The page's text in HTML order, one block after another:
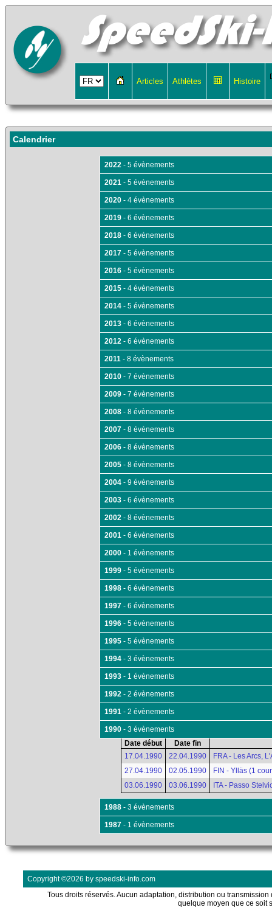
Articles Athlètes Histoire
Calendrier
2022 - 5 évènements
2021 - 5 évènements
2020 - 4 évènements
2019 - 6 évènements
2018 - 6 évènements
2017 - 5 évènements
2016 - 5 évènements
2015 - 4 évènements
2014 - 5 évènements
2013 - 6 évènements
2012 - 6 évènements
2011 - 8 évènements
2010 - 7 évènements
2009 - 7 évènements
2008 - 8 évènements
2007 - 8 évènements
2006 - 8 évènements
2005 - 8 évènements
2004 - 9 évènements
2003 - 6 évènements
2002 - 8 évènements
2001 - 6 évènements
2000 - 1 évènements
1999 - 5 évènements
1998 - 6 évènements
1997 - 6 évènements
1996 - 5 évènements
1995 - 5 évènements
1994 - 3 évènements
1993 - 1 évènements
1992 - 2 évènements
1991 - 2 évènements
1990 - 3 évènements
Date début
Date fin
17.04.1990
22.04.1990
FRA - Les Arcs,
27.04.1990
02.05.1990
FIN - Ylläs (1
03.06.1990
03.06.1990 ITA - Passo
1988 - 3 évènements
1987 - 1 évènements
Copyright ©2026 by speedski-info.com
Tous droits réservés. Aucun adaptation, distribution ou
quelque moyen que ce soit